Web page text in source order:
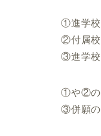
①進学校
②付属校
③進学校
①や②の
③併願の